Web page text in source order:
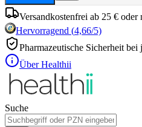
Versandkostenfrei ab 25 € oder
Hervorragend (4,66/5)
Pharmazeutische Sicherheit bei
Über Healthii
Suche